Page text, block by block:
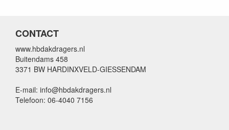
CONTACT
www.hbdakdragers.nl
Buitendams 458
3371 BW HARDINXVELD-GIESSENDAM
E-mail: info@hbdakdragers.nl
Telefoon: 06-4040 7156